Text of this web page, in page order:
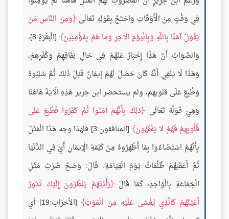
فِي وَقْتٍ مِنَ الْأَوْقَاتِ وَاحْتَجَّ بِقَوْلِهِ تَعَالَى وَمِنَ النَّاسِ مَنْ
يَقُولُ آمَنَّا بِاللَّهِ وَبِالْيَوْمِ الْآخِرِ وَما هُمْ بِمُؤْمِنِينَ
[الْبَقَرَةِ:8]،
وَالصَّوَابُ أَنَّ هَذَا إِخْبَارٌ عَنْهُمْ فِي حَالِ نِفَاقِهِمْ وَكُفْرِهِمْ،
وَهَذَا لَا يَنْفِي أَنَّهُ كَانَ حَصَلَ لَهُمْ إِيمَانٌ قَبْلَ ذَلِكَ ثُمَّ سُلِبُوهُ
وَطُبِعَ عَلَى قلوبهم، ولم يستحضر ابن جرير هَذِهِ الْآيَةَ هَاهُنَا
وَهِيَ قَوْلُهُ تَعَالَى
ذلِكَ بِأَنَّهُمْ آمَنُوا ثُمَّ كَفَرُوا فَطُبِعَ عَلى
قُلُوبِهِمْ فَهُمْ لا يَفْقَهُونَ
[المنافقون:3] فلهذا وجه هَذَا الْمَثَلَ
بِأَنَّهُمُ اسْتَضَاءُوا بِمَا أَظْهَرُوهُ مِنْ كَلِمَةِ الْإِيمَانِ أَيْ فِي الدُّنْيَا
ثُمَّ أَعْقَبَهُمْ ظُلُمَاتٌ يَوْمَ الْقِيَامَةِ. قَالَ: وَصَحَّ ضَرْبُ مَثَلِ
الْجَمَاعَةِ بِالْوَاحِدِ، كَمَا قَالَ رَأَيْتَهُمْ يَنْظُرُونَ إِلَيْكَ تَدُورُ
أَعْيُنُهُمْ كَالَّذِي يُغْشى عَلَيْهِ مِنَ الْمَوْتِ
[الأحزاب:19] أي